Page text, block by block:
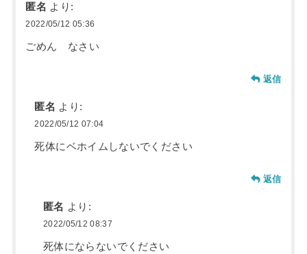
匿名 より:
2022/05/12 05:36
ごめん なさい
返信
匿名 より:
2022/05/12 07:04
死体にベホイムしないでください
返信
匿名 より:
2022/05/12 08:37
死体にならないでください